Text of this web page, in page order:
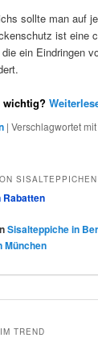
sollte man auf
ist eine
ein Eindringen
wichtig?
|Verschlagwortet mit
SISALTEPPICHEN
Rabatten
Sisalteppiche in
München
TREND